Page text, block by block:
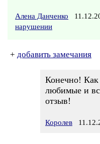
Алена Данченко
нарушении
+ добавить замечания
Конечно! Как
любимые и
отзыв!
Королев